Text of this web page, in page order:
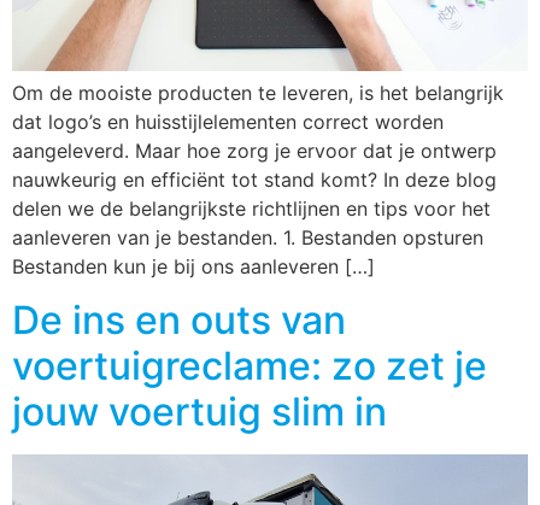
Om de mooiste producten te leveren, is het belangrijk
dat logo’s en huisstijlelementen correct worden
aangeleverd. Maar hoe zorg je ervoor dat je ontwerp
nauwkeurig en efficiënt tot stand komt? In deze blog
delen we de belangrijkste richtlijnen en tips voor het
aanleveren van je bestanden. 1. Bestanden opsturen
Bestanden kun je bij ons aanleveren […]
De ins en outs van
voertuigreclame: zo zet je
jouw voertuig slim in